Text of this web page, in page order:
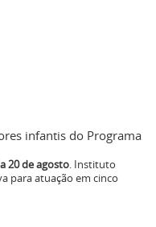
infantis do Programa
20 de agosto. Instituto
para atuação em cinco